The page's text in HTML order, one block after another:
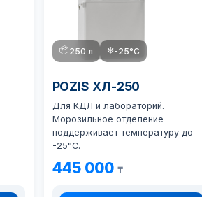
📦250 л ❄️-25°C
POZIS ХЛ-250
Для КДЛ и лабораторий.
Морозильное отделение
поддерживает температуру до
-25°C.
445 000 ₸